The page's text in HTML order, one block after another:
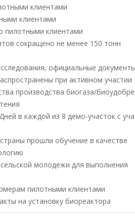
клиентами
клиентами
пилотными клиентами
сокращено не менее 150 тонн
официальные
при активном участии
производства биогаза/
в каждой из 8 демо-участок с
прошли обучение в качестве
молодежи для выполнения
пилотными клиентами
на установку биореактора